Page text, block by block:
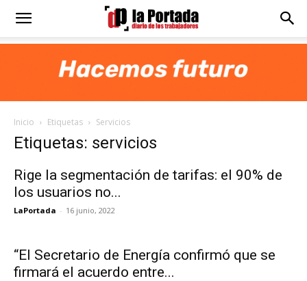
Diario
Portada
Inicio Etiquetas Servicios
Etiquetas: servicios
Rige la segmentación de tarifas: el 90% de
los usuarios no...
LaPortada - 16 junio, 2022
“El Secretario de Energía confirmó que se
firmará el acuerdo entre...